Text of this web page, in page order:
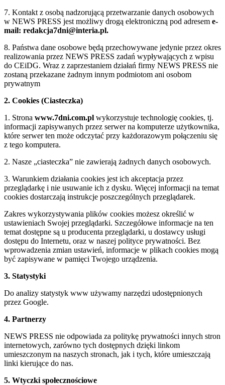
7. Kontakt z osobą nadzorującą przetwarzanie danych osobowych
w NEWS PRESS jest możliwy drogą elektroniczną pod adresem e-
mail: redakcja7dni@interia.pl.
8. Państwa dane osobowe będą przechowywane jedynie przez okres
realizowania przez NEWS PRESS zadań wypływających z wpisu
do CEiDG. Wraz z zaprzestaniem działań firmy NEWS PRESS nie
zostaną przekazane żadnym innym podmiotom ani osobom
prywatnym
2. Cookies (Ciasteczka)
1. Strona www.7dni.com.pl wykorzystuje technologię cookies, tj.
informacji zapisywanych przez serwer na komputerze użytkownika,
które serwer ten może odczytać przy każdorazowym połączeniu się
z tego komputera.
2. Nasze „ciasteczka” nie zawierają żadnych danych osobowych.
3. Warunkiem działania cookies jest ich akceptacja przez
przeglądarkę i nie usuwanie ich z dysku. Więcej informacji na temat
cookies dostarczają instrukcje poszczególnych przeglądarek.
Zakres wykorzystywania plików cookies możesz określić w
ustawieniach Swojej przeglądarki. Szczegółowe informacje na ten
temat dostępne są u producenta przeglądarki, u dostawcy usługi
dostępu do Internetu, oraz w naszej polityce prywatności. Bez
wprowadzenia zmian ustawień, informacje w plikach cookies mogą
być zapisywane w pamięci Twojego urządzenia.
3. Statystyki
Do analizy statystyk www używamy narzędzi udostępnionych
przez Google.
4. Partnerzy
NEWS PRESS nie odpowiada za politykę prywatności innych stron
internetowych, zarówno tych dostępnych dzięki linkom
umieszczonym na naszych stronach, jak i tych, które umieszczają
linki kierujące do nas.
5. Wtyczki społecznościowe